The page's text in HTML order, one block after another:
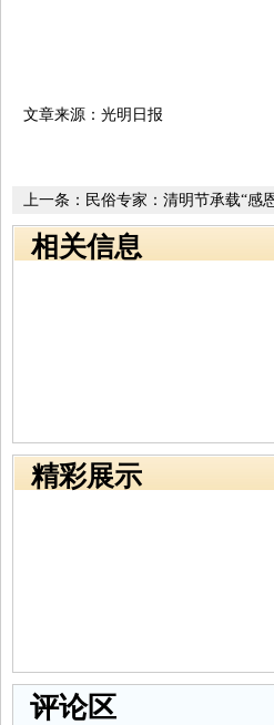
文章来源：光明日报
上一条： 民俗专家：清明节承载“感
年
相关信息
精彩展示
评论区